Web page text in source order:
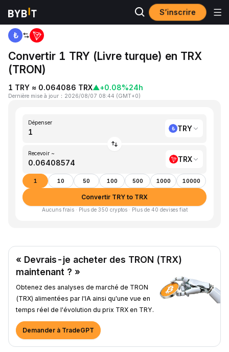
S’inscrire
Accueil
Convertir 1 TRY (Livre turque) en TRX
(TRON)
1 TRY ≈ 0.064086 TRX▲+0.08%24h
Dernière mise à jour ： 2026/08/07 08:44 (GMT+0)
Dépenser
TRY
Recevoir ~
TRX
1 10 50 100 500 1000 10000
Convertir TRY to TRX
Aucuns frais · Plus de 350 cryptos · Plus de 40 devises fiat
« Devrais-je acheter des TRON (TRX)
maintenant ? »
Obtenez des analyses de marché de TRON
(TRX) alimentées par l'IA ainsi qu'une vue en
temps réel de l'évolution du prix TRX en TRY.
Demander à TradeGPT